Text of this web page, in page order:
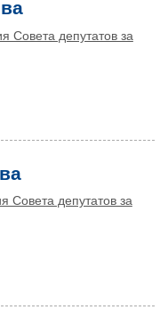
Совета депутатов за
Совета депутатов за